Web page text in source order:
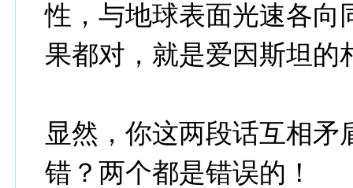
性，与地球表面光速各向
果都对，就是爱因斯坦的
显然，你这两段话互相矛
错？两个都是错误的！